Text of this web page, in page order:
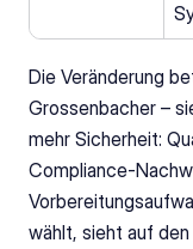
Die Veränderung
Grossenbacher –
mehr Sicherheit:
Compliance-
wählt, sieht auf